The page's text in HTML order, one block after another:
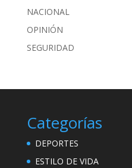
NACIONAL
OPINIÓN
SEGURIDAD
Categorías
DEPORTES
ESTILO DE VIDA